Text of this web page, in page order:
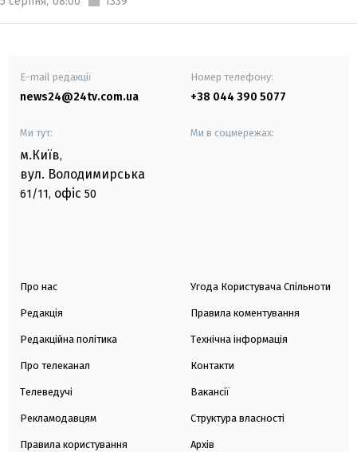
E-mail редакції
news24@24tv.com.ua
Номер телефону:
+38 044 390 5077
Ми тут:
м.Київ,
вул. Володимирська
61/11, офіс 50
Ми в соцмережах:
Про нас
Редакція
Редакційна політика
Про телеканал
Телеведучі
Рекламодавцям
Правила користування
Угода Користувача Спільноти
Правила коментування
Технічна інформація
Контакти
Вакансії
Структура власності
Архів